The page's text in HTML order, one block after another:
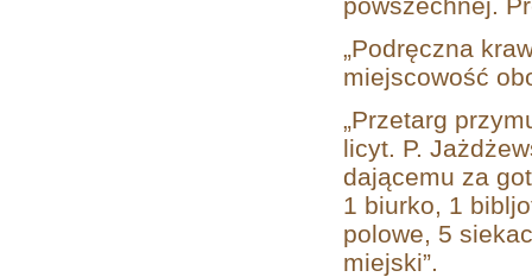
„Podręczna
miejscowość
„Przetarg
licyt. P.
dającemu za
1 biurko, 1
polowe, 5
miejski”.